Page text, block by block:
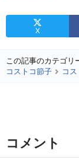
X
この記事のカテゴリ
コストコ節子
コ
コメント